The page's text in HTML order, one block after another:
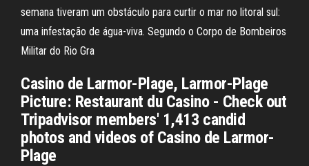
semana tiveram um obstáculo para curtir o mar no litoral sul:
uma infestação de água-viva. Segundo o Corpo de Bombeiros
Militar do Rio Gra
Casino de Larmor-Plage, Larmor-Plage
Picture: Restaurant du Casino - Check out
Tripadvisor members' 1,413 candid
photos and videos of Casino de Larmor-
Plage